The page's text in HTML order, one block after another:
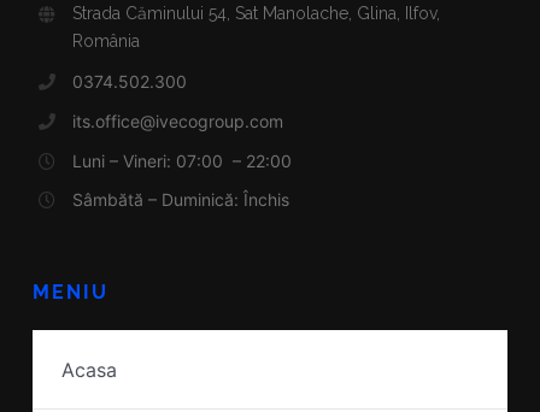
MENIU
Acasa
Strada Căminului 54, Sat Manolache, Glina, Ilfov,
România
0374.502.300
its.office@ivecogroup.com
Luni – Vineri: 07:00 – 22:00
Sâmbătă – Duminică: Închis